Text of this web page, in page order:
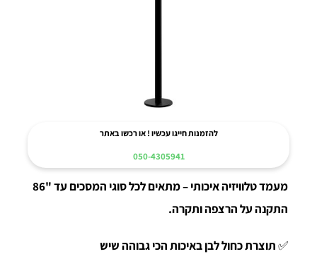
להזמנות חייגו עכשיו ! או רכשו באתר
050-4305941
מעמד טלוויזיה איכותי – מתאים לכל סוגי המסכים עד "86
התקנה על הרצפה ותקרה.
✅תוצרת כחול לבן באיכות הכי גבוהה שיש